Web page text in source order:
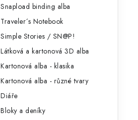
Snapload binding alba
Traveler´s Notebook
Simple Stories / SN@P!
Látková a kartonová 3D alba
Kartonová alba - klasika
Kartonová alba - různé tvary
Diáře
Bloky a deníky